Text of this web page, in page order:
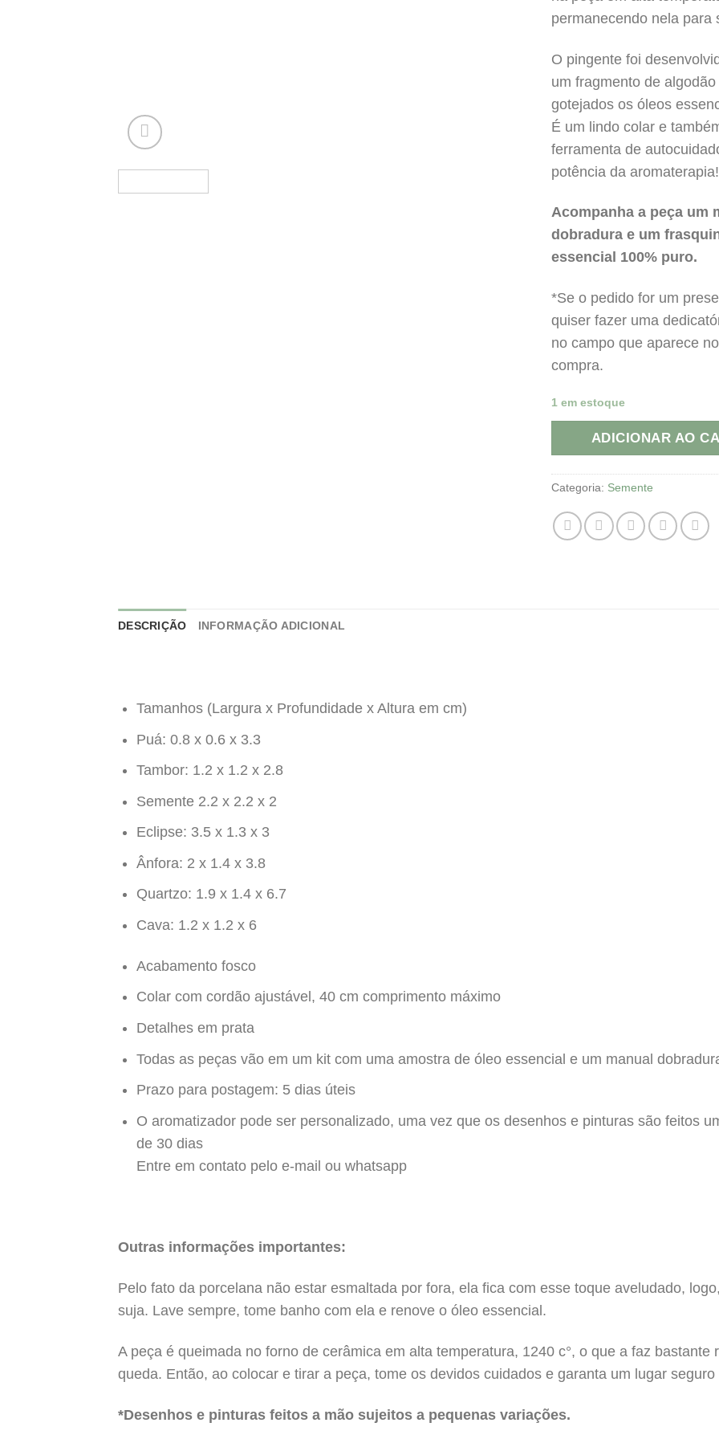
permanecendo nela para
O pingente foi
um fragmento de
gotejados os óleos
É um lindo colar e
ferramenta de
potência da aromaterapia!
Acompanha a peça um
dobradura e um
essencial 100% puro.
*Se o pedido for um
quiser fazer uma
no campo que aparece
compra.
1 em estoque
ADICIONAR AO
Categoria: Semente
DESCRIÇÃO INFORMAÇÃO ADICIONAL
Tamanhos (Largura x Profundidade x Altura em cm)
Puá: 0.8 x 0.6 x 3.3
Tambor: 1.2 x 1.2 x 2.8
Semente 2.2 x 2.2 x 2
Eclipse: 3.5 x 1.3 x 3
Ânfora: 2 x 1.4 x 3.8
Quartzo: 1.9 x 1.4 x 6.7
Cava: 1.2 x 1.2 x 6
Acabamento fosco
Colar com cordão ajustável, 40 cm comprimento máximo
Detalhes em prata
Todas as peças vão em um kit com uma amostra de óleo essencial e um manual
Prazo para postagem: 5 dias úteis
O aromatizador pode ser personalizado, uma vez que os desenhos e pinturas são feitos
de 30 dias
Entre em contato pelo e-mail ou whatsapp
Outras informações importantes:
Pelo fato da porcelana não estar esmaltada por fora, ela fica com esse toque aveludado,
suja. Lave sempre, tome banho com ela e renove o óleo essencial.
A peça é queimada no forno de cerâmica em alta temperatura, 1240 c°, o que a faz bastante
queda. Então, ao colocar e tirar a peça, tome os devidos cuidados e garanta um lugar
*Desenhos e pinturas feitos a mão sujeitos a pequenas variações.